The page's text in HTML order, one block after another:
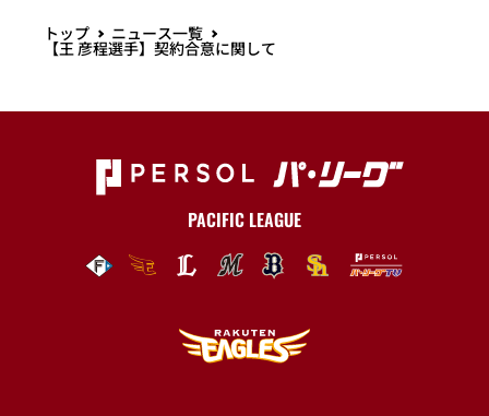
トップ ニュース一覧
【王 彦程選手】契約合意に関して
PACIFIC LEAGUE